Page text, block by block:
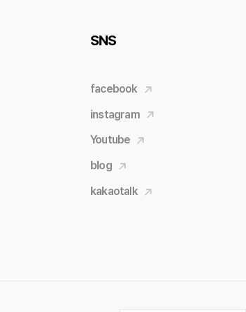
SNS
facebook
instagram
Youtube
blog
kakaotalk